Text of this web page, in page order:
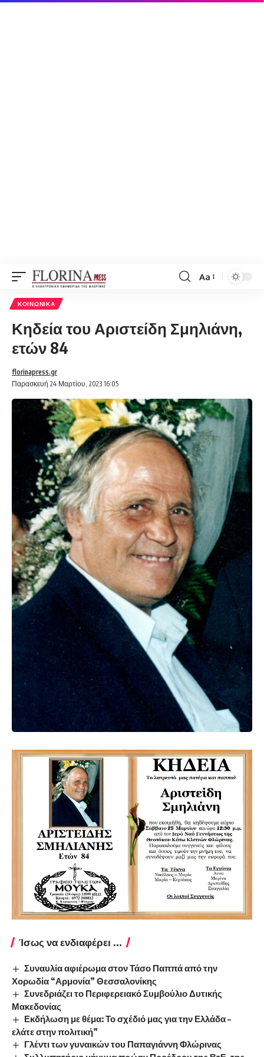
Font
Aa
ΚΟΙΝΩΝΙΚΆ
Κηδεία του Αριστείδη Σμηλιάνη,
ετών 84
Παρασκευή 24 Μαρτίου, 2023 16:05
florinapress.gr
Ίσως να ενδιαφέρει ...
Συναυλία αφιέρωμα στον Τάσο Παππά από την
Χορωδία “Αρμονία” Θεσσαλονίκης
Συνεδριάζει το Περιφερειακό Συμβούλιο Δυτικής
Μακεδονίας
Εκδήλωση με θέμα: Το σχέδιό μας για την Ελλάδα –
ελάτε στην πολιτική”
Γλέντι των γυναικών του Παπαγιάννη Φλώρινας